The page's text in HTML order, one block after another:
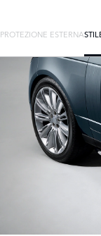
PROTEZIONE ESTERNA